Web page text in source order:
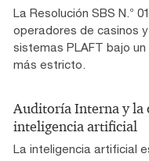
La Resolución SBS N.°
operadores de casinos
sistemas PLAFT bajo
más estricto.
Auditoría Interna y la
inteligencia artificial
La inteligencia artificial